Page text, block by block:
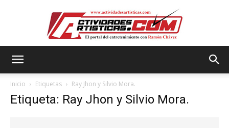
Inicio Etiquetas Ray Jhon y Silvio Mora.
Etiqueta: Ray Jhon y Silvio Mora.